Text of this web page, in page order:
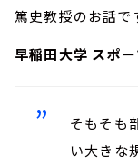
篤史教授のお話で
早稲田大学 スポ
そもそも
い大きな